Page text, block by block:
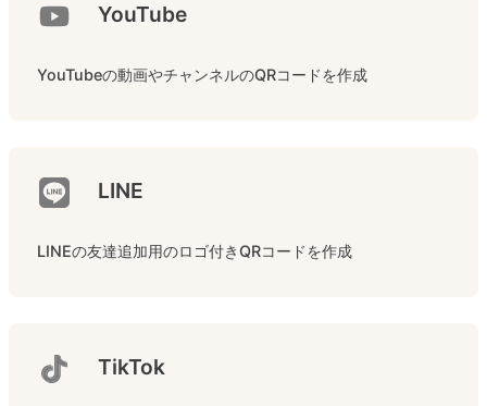
YouTube
YouTubeの動画やチャンネルのQRコードを作成
LINE
LINEの友達追加用のロゴ付きQRコードを作成
TikTok